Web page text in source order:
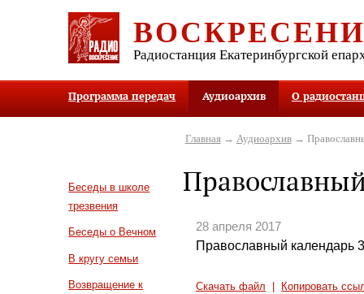
Радиостанция Екатеринбургской
Программа передач Аудиоархив О
Беседы в школе
трезвения
Беседы о Вечном
В кругу семьи
Возвращение к
Главная→ Аудиоархив→
28 апреля 2017
Православный календарь
Скачать файл Копировать